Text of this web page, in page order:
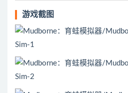
游戏截图